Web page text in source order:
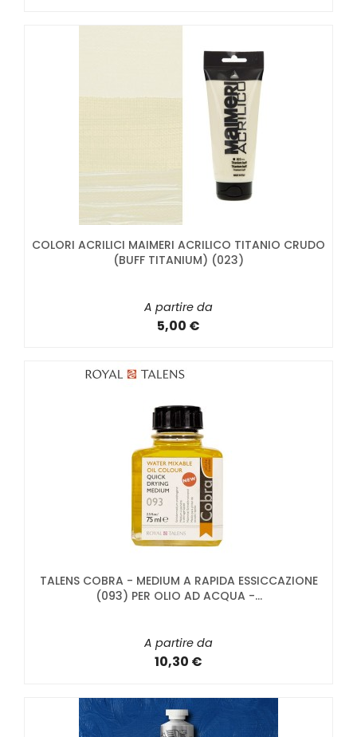
COLORI ACRILICI MAIMERI ACRILICO TITANIO CRUDO
(BUFF TITANIUM) (023)
A partire da
5,00 €
TALENS COBRA - MEDIUM A RAPIDA ESSICCAZIONE
(093) PER OLIO AD ACQUA -...
A partire da
10,30 €